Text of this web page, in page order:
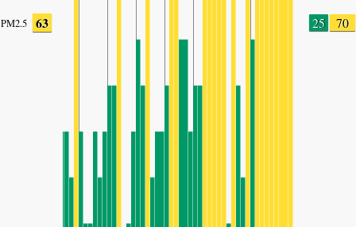
PM2.5 63 25 70